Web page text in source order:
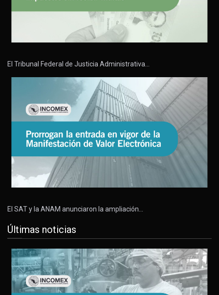
El Tribunal Federal de Justicia Administrativa…
El SAT y la ANAM anunciaron la ampliación…
Últimas noticias